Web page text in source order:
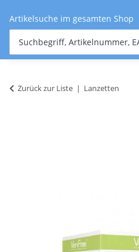
Artikelsuche im gesamten Shop
Zurück zur Liste Lanzetten